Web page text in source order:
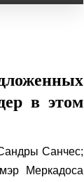
в этом
Санчес;
Меркадоса